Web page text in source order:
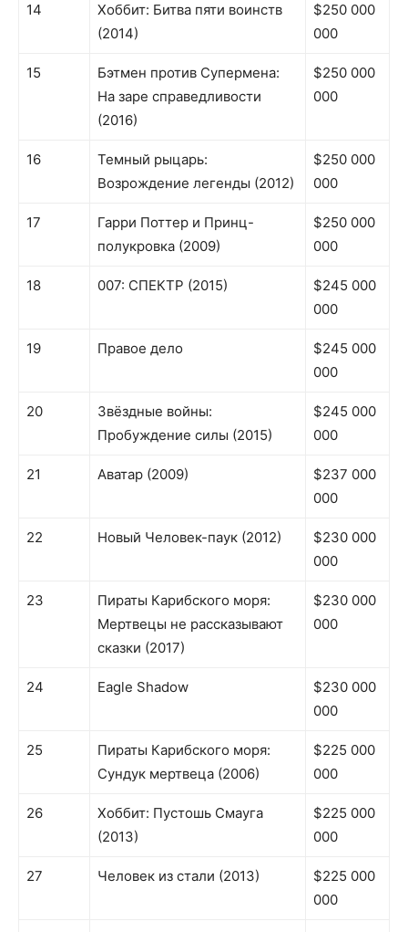
14
Хоббит: Битва пяти воинств
(2014)
$250 000
000
15
Бэтмен против Супермена:
На заре справедливости
(2016)
$250 000
000
16
Темный рыцарь:
Возрождение легенды (2012)
$250 000
000
17
Гарри Поттер и Принц-
полукровка (2009)
$250 000
000
18 007: СПЕКТР (2015)
$245 000
000
19 Правое дело
$245 000
000
20
Звёздные войны:
Пробуждение силы (2015)
$245 000
000
21 Аватар (2009)
$237 000
000
22 Новый Человек-паук (2012)
$230 000
000
23
Пираты Карибского моря:
Мертвецы не рассказывают
сказки (2017)
$230 000
000
24 Eagle Shadow
$230 000
000
25
Пираты Карибского моря:
Сундук мертвеца (2006)
$225 000
000
26
Хоббит: Пустошь Смауга
(2013)
$225 000
000
27 Человек из стали (2013)
$225 000
000